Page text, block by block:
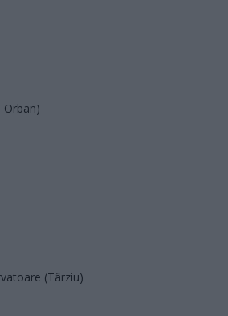
Orban)
(Târziu)